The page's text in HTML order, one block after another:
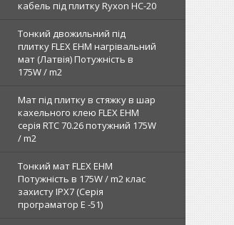
кабель під плитку Ryxon HC-20
Тонкий двожильний під
плитку FLEX EHM нагрівальний
мат (Латвія) Потужність в
175W / m2
Мат під плитку в стяжку в шар
кахельного клею FLEX EHM
серія RTC 70.26 потужний 175W
/ m2
Тонкий мат FLEX EHM
Потужність в 175W / m2 клас
захисту IPX7 (Серія
програматор Е -51)